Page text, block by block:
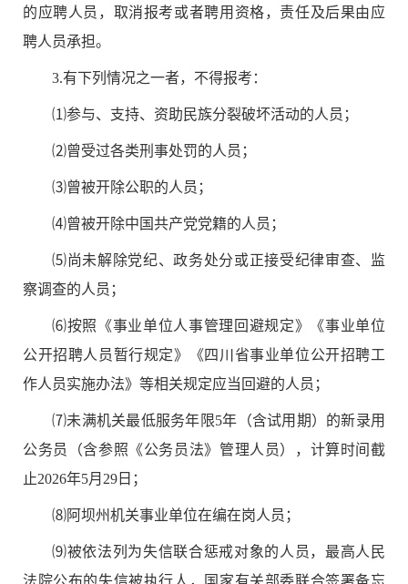
的应聘人员，取消报考或者聘用资格，责任及后果由应
聘人员承担。
3.有下列情况之一者，不得报考：
⑴参与、支持、资助民族分裂破坏活动的人员；
⑵曾受过各类刑事处罚的人员；
⑶曾被开除公职的人员；
⑷曾被开除中国共产党党籍的人员；
⑸尚未解除党纪、政务处分或正接受纪律审查、监
察调查的人员；
⑹按照《事业单位人事管理回避规定》《事业单位
公开招聘人员暂行规定》《四川省事业单位公开招聘工
作人员实施办法》等相关规定应当回避的人员；
⑺未满机关最低服务年限5年（含试用期）的新录用
公务员（含参照《公务员法》管理人员），计算时间截
止2026年5月 29 日；
⑻阿坝州机关事业单位在编在岗人员；
⑼被依法列为失信联合惩戒对象的人员，最高人民
法院公布的失信被执行人，国家有关部委联合签署备忘